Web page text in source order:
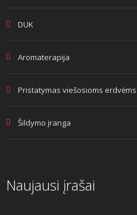
DUK
Aromaterapija
Pristatymas viešosioms erdvėms
Šildymo įranga
Naujausi įrašai